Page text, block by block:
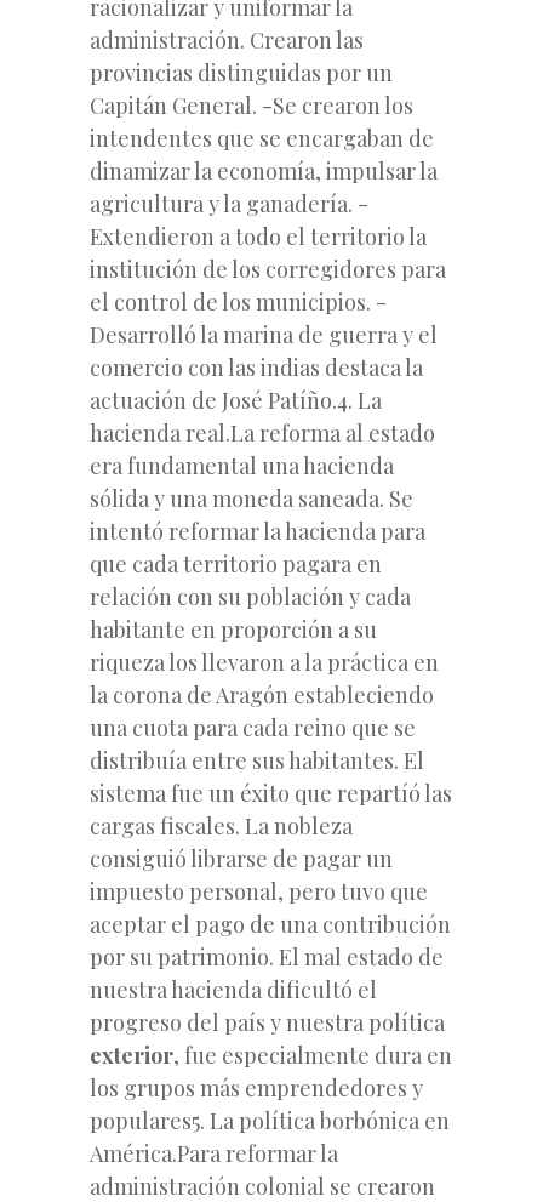
racionalizar y uniformar la
administración. Crearon las
provincias distinguidas por un
Capitán General. -Se crearon los
intendentes que se encargaban de
dinamizar la economía, impulsar la
agricultura y la ganadería. -
Extendieron a todo el territorio la
institución de los corregidores para
el control de los municipios. -
Desarrolló la marina de guerra y el
comercio con las indias destaca la
actuación de José Patíño.4. La
hacienda real.La reforma al estado
era fundamental una hacienda
sólida y una moneda saneada. Se
intentó reformar la hacienda para
que cada territorio pagara en
relación con su población y cada
habitante en proporción a su
riqueza los llevaron a la práctica en
la corona de Aragón estableciendo
una cuota para cada reino que se
distribuía entre sus habitantes. El
sistema fue un éxito que repartíó las
cargas fiscales. La nobleza
consiguió librarse de pagar un
impuesto personal, pero tuvo que
aceptar el pago de una contribución
por su patrimonio. El mal estado de
nuestra hacienda dificultó el
progreso del país y nuestra política
exterior, fue especialmente dura en
los grupos más emprendedores y
populares5. La política borbónica en
América.Para reformar la
administración colonial se crearon